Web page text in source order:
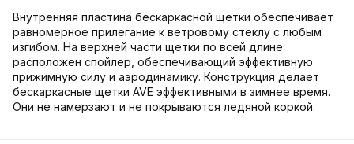
Внутренняя пластина бескаркасной щетки обеспечивает
равномерное прилегание к ветровому стеклу с любым
изгибом. На верхней части щетки по всей длине
расположен спойлер, обеспечивающий эффективную
прижимную силу и аэродинамику. Конструкция делает
бескаркасные щетки AVE эффективными в зимнее время.
Они не намерзают и не покрываются ледяной коркой.